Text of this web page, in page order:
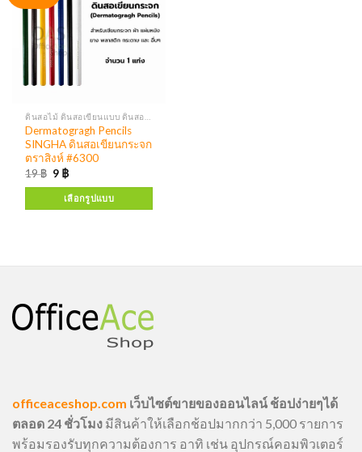
ดินสอไม้ ดินสอเขียนแบบ ดินสอเขียนกระจก
Dermatogragh Pencils
SINGHA ดินสอเขียนกระจก
ตราสิงห์ #6300
19฿ 9 ฿
เลือกรูปแบบ
officeaceshop.com เว็บไซต์ขายของออนไลน์ ช้อปง่ายๆได้
ตลอด 24 ชั่วโมง มีสินค้าให้เลือกช้อปมากกว่า 5,000 รายการ
พร้อมรองรับทุกความต้องการ อาทิ เช่น อุปกรณ์คอมพิวเตอร์